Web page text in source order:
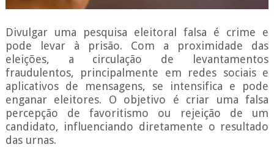
Divulgar uma pesquisa eleitoral falsa é crime e
pode levar à prisão. Com a proximidade das
eleições, a circulação de levantamentos
fraudulentos, principalmente em redes sociais e
aplicativos de mensagens, se intensifica e pode
enganar eleitores. O objetivo é criar uma falsa
percepção de favoritismo ou rejeição de um
candidato, influenciando diretamente o resultado
das urnas.